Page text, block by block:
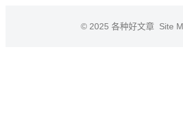
© 2025 各种好文章 Site